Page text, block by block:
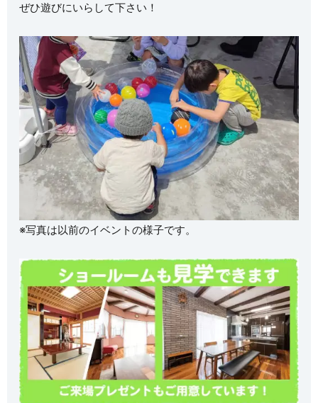
ぜひ遊びにいらして下さい！
※写真は以前のイベントの様子です。